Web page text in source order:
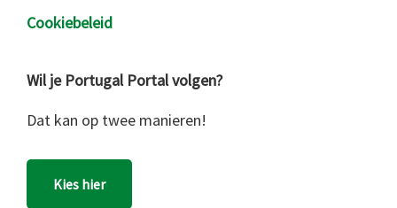
Cookiebeleid
Wil je Portugal Portal volgen?
Dat kan op twee manieren!
Kies hier